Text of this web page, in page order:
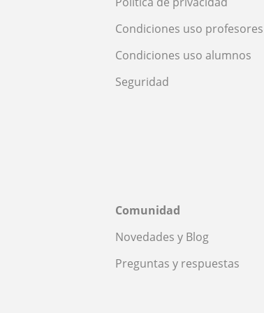
Condiciones uso profesores
Condiciones uso alumnos
Seguridad
Comunidad
Novedades y Blog
Preguntas y respuestas